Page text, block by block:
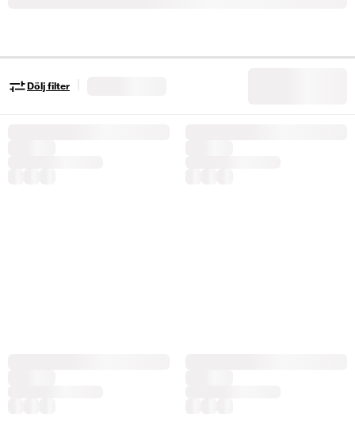
Dölj filter